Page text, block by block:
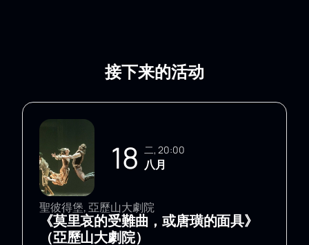
接下来的活动
18 二, 20:00
八月
聖彼得堡, 亞歷山大劇院
《莫里哀的受難曲，或唐璜的面具》
（亞歷山大劇院）